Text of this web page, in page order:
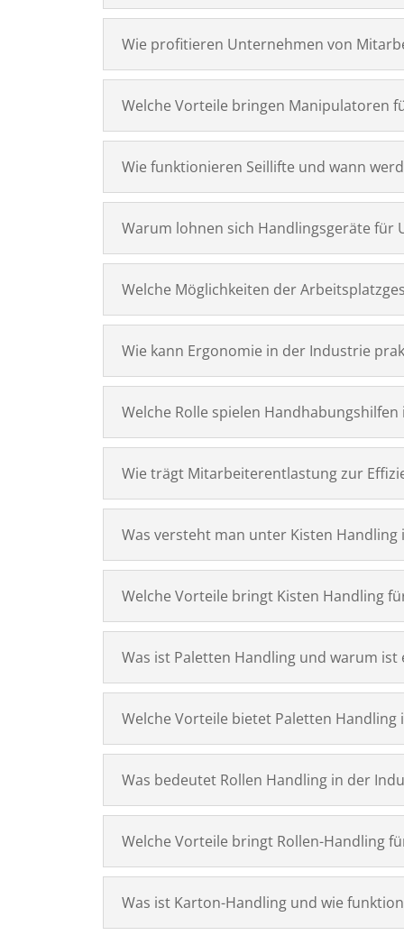
Wie profitieren Unternehmen von
Welche Vorteile bringen Manipulatoren
Wie funktionieren Seillifte und wann
Warum lohnen sich Handlingsgeräte für
Welche Möglichkeiten der
Wie kann Ergonomie in der Industrie
Welche Rolle spielen
Wie trägt Mitarbeiterentlastung zur
Was versteht man unter Kisten Handling
Welche Vorteile bringt Kisten Handling
Was ist Paletten Handling und warum ist
Welche Vorteile bietet Paletten Handling
Was bedeutet Rollen Handling in der
Welche Vorteile bringt Rollen-Handling
Was ist Karton-Handling und wie